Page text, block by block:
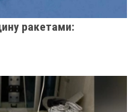
ракетами: